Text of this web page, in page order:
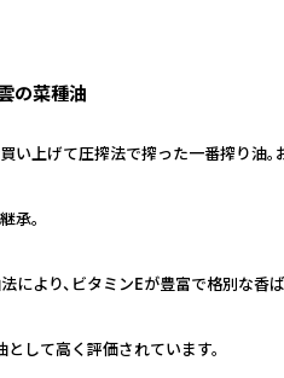
の菜種油
上げて圧搾法で搾った一番搾り油。
承。
より、ビタミンEが豊富で格別な香
して高く評価されています。